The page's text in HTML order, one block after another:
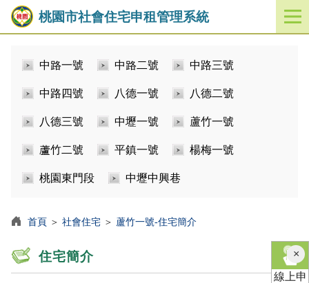
桃園市社會住宅申租管理系統
開
啟
中路一號 中路二號 中路三號
中路四號 八德一號 八德二號
八德三號 中壢一號 蘆竹一號
蘆竹二號 平鎮一號 楊梅一號
桃園東門段 中壢中興巷
首頁 ＞ 社會住宅 ＞ 蘆竹一號-住宅簡介
住宅簡介 ×關
閉
線上申